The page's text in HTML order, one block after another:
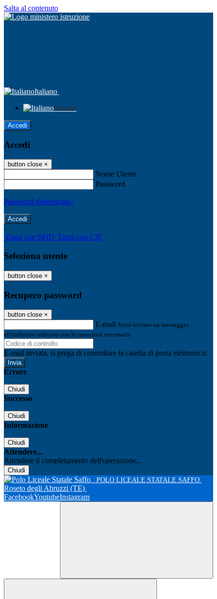
Salta al contenuto
Italiano
Italiano
Accedi
Accedi
button close ×
Nome Utente
Password
Password dimenticata?
-
Entra con SPID Entra con CIE
Seleziona utente
button close ×
Recupero password
button close ×
E-mail Verrà inviato un messaggio
all'indirizzo indicato con le istruzioni necessarie.
E-mail inviata, si prega di controllare la casella di posta elettronica!
Errore
Chiudi
Successo
Chiudi
Informazione
Chiudi
Attendere...
Attendere il completamento dell'operazione...
Chiudi
POLO LICEALE STATALE SAFFO
Roseto degli Abruzzi (TE)
FacebookYoutubeInstagram